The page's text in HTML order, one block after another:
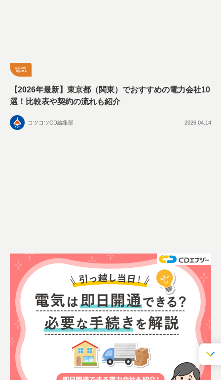
電気
【2026年最新】東京都（関東）でおすすめの電力会社10
選！比較表や契約の流れも紹介
コツコツCD編集部 2026.04.14